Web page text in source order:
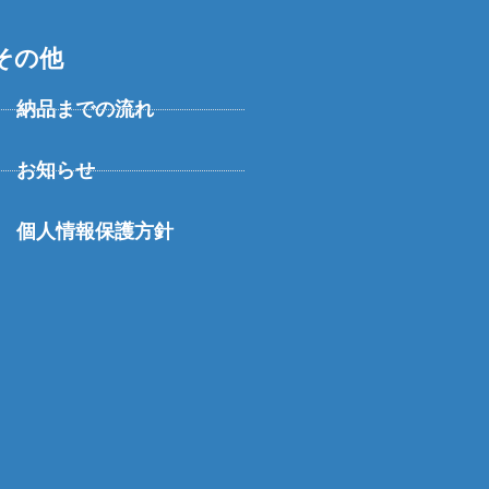
の他
納品までの流れ
お知らせ
個人情報保護方針